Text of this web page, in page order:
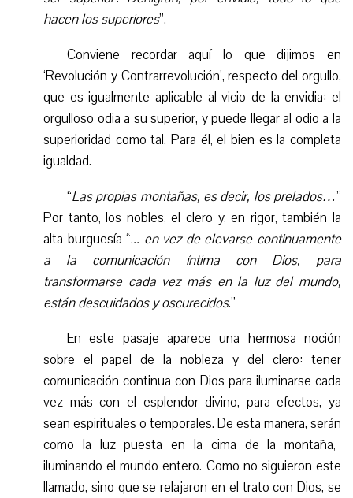
hacen los superiores”.
Conviene recordar aquí lo que dijimos en
‘Revolución y Contrarrevolución’, respecto del orgullo,
que es igualmente aplicable al vicio de la envidia: el
orgulloso odia a su superior, y puede llegar al odio a la
superioridad como tal. Para él, el bien es la completa
igualdad.
“Laspropias montañas, es decir, los prelados…”
Por tanto, los nobles, el clero y, en rigor, también la
alta burguesía “... en vez de elevarse continuamente
a la comunicación íntima con Dios, para
transformarse cada vez más en la luz del mundo,
están descuidados y oscurecidos.”
En este pasaje aparece una hermosa noción
sobre el papel de la nobleza y del clero: tener
comunicación continua con Dios para iluminarse cada
vez más con el esplendor divino, para efectos, ya
sean espirituales o temporales. De esta manera, serán
como la luz puesta en la cima de la montaña,
iluminando el mundo entero. Como no siguieron este
llamado, sino que se relajaron en el trato con Dios, se